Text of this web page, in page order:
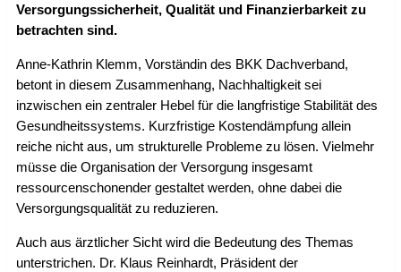
Versorgungssicherheit, Qualität und Finanzierbarkeit zu
betrachten sind.
Anne-Kathrin Klemm, Vorständin des BKK Dachverband,
betont in diesem Zusammenhang, Nachhaltigkeit sei
inzwischen ein zentraler Hebel für die langfristige Stabilität des
Gesundheitssystems. Kurzfristige Kostendämpfung allein
reiche nicht aus, um strukturelle Probleme zu lösen. Vielmehr
müsse die Organisation der Versorgung insgesamt
ressourcenschonender gestaltet werden, ohne dabei die
Versorgungsqualität zu reduzieren.
Auch aus ärztlicher Sicht wird die Bedeutung des Themas
unterstrichen. Dr. Klaus Reinhardt, Präsident der